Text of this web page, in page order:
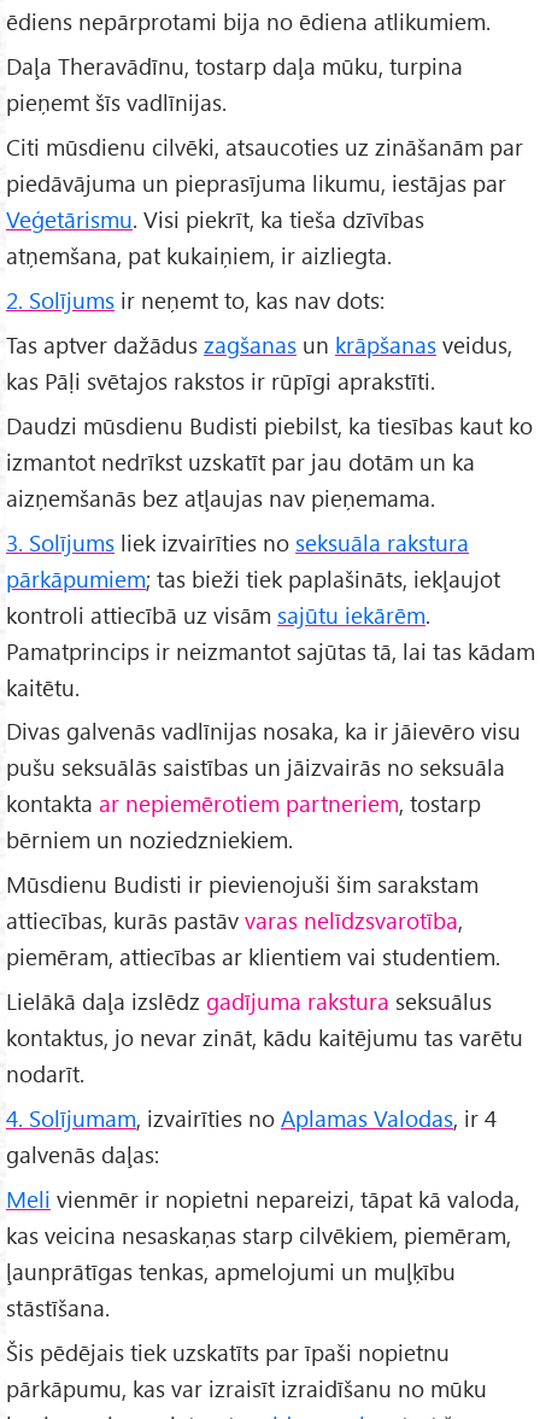
ēdiens nepārprotami bija no ēdiena atlikumiem.
Daļa Theravādīnu, tostarp daļa mūku, turpina
pieņemt šīs vadlīnijas.
Citi mūsdienu cilvēki, atsaucoties uz zināšanām par
piedāvājuma un pieprasījuma likumu, iestājas par
Veģetārismu. Visi piekrīt, ka tieša dzīvības
atņemšana, pat kukaiņiem, ir aizliegta.
2. Solījums ir neņemt to, kas nav dots:
Tas aptver dažādus zagšanas un krāpšanas veidus,
kas Pāḷi svētajos rakstos ir rūpīgi aprakstīti.
Daudzi mūsdienu Budisti piebilst, ka tiesības kaut ko
izmantot nedrīkst uzskatīt par jau dotām un ka
aizņemšanās bez atļaujas nav pieņemama.
3. Solījums liek izvairīties no seksuāla rakstura
pārkāpumiem; tas bieži tiek paplašināts, iekļaujot
kontroli attiecībā uz visām sajūtu iekārēm.
Pamatprincips ir neizmantot sajūtas tā, lai tas kādam
kaitētu.
Divas galvenās vadlīnijas nosaka, ka ir jāievēro visu
pušu seksuālās saistības un jāizvairās no seksuāla
kontakta ar nepiemērotiem partneriem, tostarp
bērniem un noziedzniekiem.
Mūsdienu Budisti ir pievienojuši šim sarakstam
attiecības, kurās pastāv varas nelīdzsvarotība,
piemēram, attiecības ar klientiem vai studentiem.
Lielākā daļa izslēdz gadījuma rakstura seksuālus
kontaktus, jo nevar zināt, kādu kaitējumu tas varētu
nodarīt.
4. Solījumam, izvairīties no Aplamas Valodas, ir 4
galvenās daļas:
Meli vienmēr ir nopietni nepareizi, tāpat kā valoda,
kas veicina nesaskaņas starp cilvēkiem, piemēram,
ļaunprātīgas tenkas, apmelojumi un muļķību
stāstīšana.
Šis pēdējais tiek uzskatīts par īpaši nopietnu
pārkāpumu, kas var izraisīt izraidīšanu no mūku